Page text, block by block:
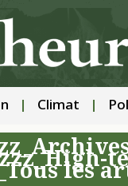
Climat
les